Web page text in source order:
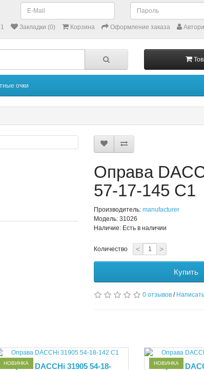
Закладки (0) Корзина Оформление заказа
очки
Оправа
57-17-145 C1
Производитель: manufacturer
Модель: 31026
Наличие: Есть в наличии
Количество < >
Купить
0 отзывов /
НОВИНКА
Оправа DACCHi 31905 54-18-
НОВИНКА
Оправа